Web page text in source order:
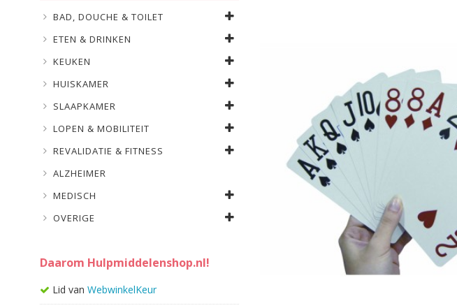
BAD, DOUCHE & TOILET
ETEN & DRINKEN
KEUKEN
HUISKAMER
SLAAPKAMER
LOPEN & MOBILITEIT
REVALIDATIE & FITNESS
ALZHEIMER
MEDISCH
OVERIGE
Daarom Hulpmiddelenshop.nl!
Lid vanWebwinkelKeur